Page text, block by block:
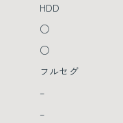
HDD
○
○
フルセグ
–
–